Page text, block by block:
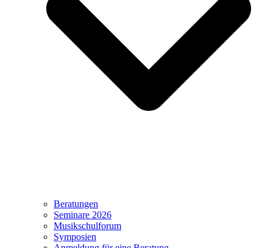
Beratungen
Seminare 2026
Musikschulforum
Symposien